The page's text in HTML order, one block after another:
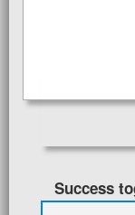
Success